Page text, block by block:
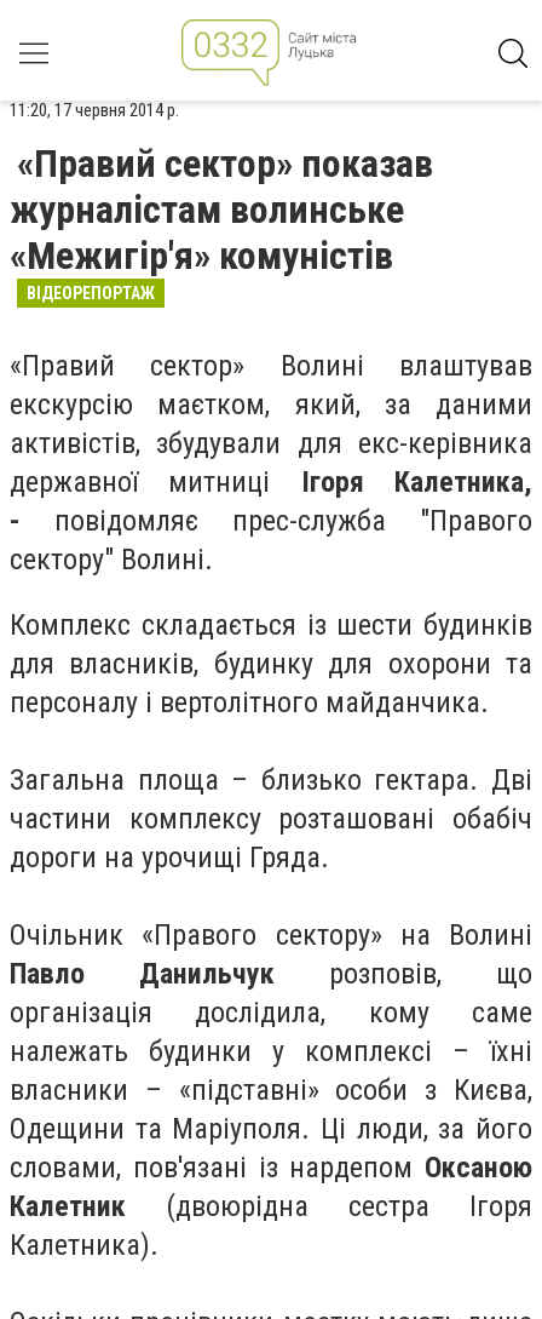
11:20, 17 червня 2014 р.
«Правий сектор» показав
журналістам волинське
«Межигір'я» комуністів
ВІДЕОРЕПОРТАЖ
«Правий сектор» Волині влаштував
екскурсію маєтком, який, за даними
активістів, збудували для екс-керівника
державної митниці Ігоря Калетника,
- повідомляє прес-служба "Правого
сектору" Волині.
Комплекс складається із шести будинків
для власників, будинку для охорони та
персоналу і вертолітного майданчика.
Загальна площа – близько гектара. Дві
частини комплексу розташовані обабіч
дороги на урочищі Гряда.
Очільник «Правого сектору» на Волині
Павло Данильчук розповів, що
організація дослідила, кому саме
належать будинки у комплексі – їхні
власники – «підставні» особи з Києва,
Одещини та Маріуполя. Ці люди, за його
словами, пов'язані із нардепом Оксаною
Калетник (двоюрідна сестра Ігоря
Калетника).